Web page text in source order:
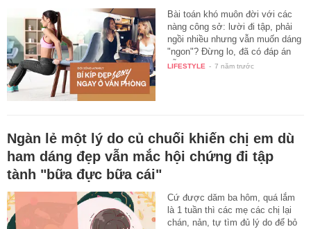
Bài toán khó muôn đời với các
nàng công sở: lười đi tập, phải
ngồi nhiều nhưng vẫn muốn dáng
"ngon"? Đừng lo, đã có đáp án
dễ…
LIFESTYLE - 7 năm trước
Ngàn lẻ một lý do củ chuối khiến chị em dù
ham dáng đẹp vẫn mắc hội chứng đi tập
tành "bữa đực bữa cái"
Cứ được dăm ba hôm, quá lắm
là 1 tuần thì các mẹ các chị lại
chán, nản, tự tìm đủ lý do để bỏ